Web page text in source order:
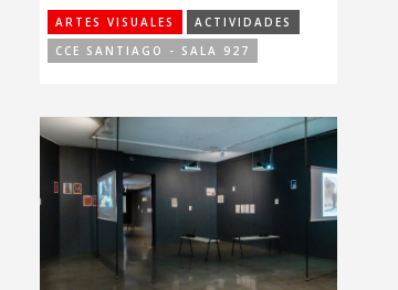
ARTES VISUALES
ACTIVIDADES
CCE SANTIAGO - SALA 927